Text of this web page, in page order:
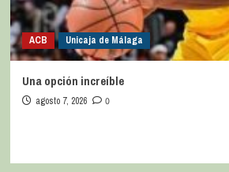
ACB Unicaja de Málaga
Una opción increíble
agosto 7, 2026 0